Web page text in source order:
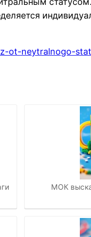
ot-neytralnogo-
МОК